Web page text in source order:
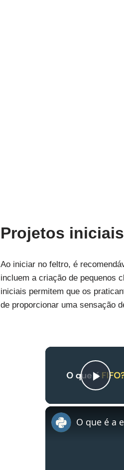
Projetos
Ao iniciar no feltro, é
incluem a criação de pequenos
iniciais permitem que os
de proporcionar uma sensação
O que é a